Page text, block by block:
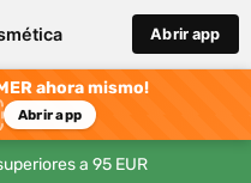
Abrir app
ahora mismo!
Abrir app
a 95 EUR